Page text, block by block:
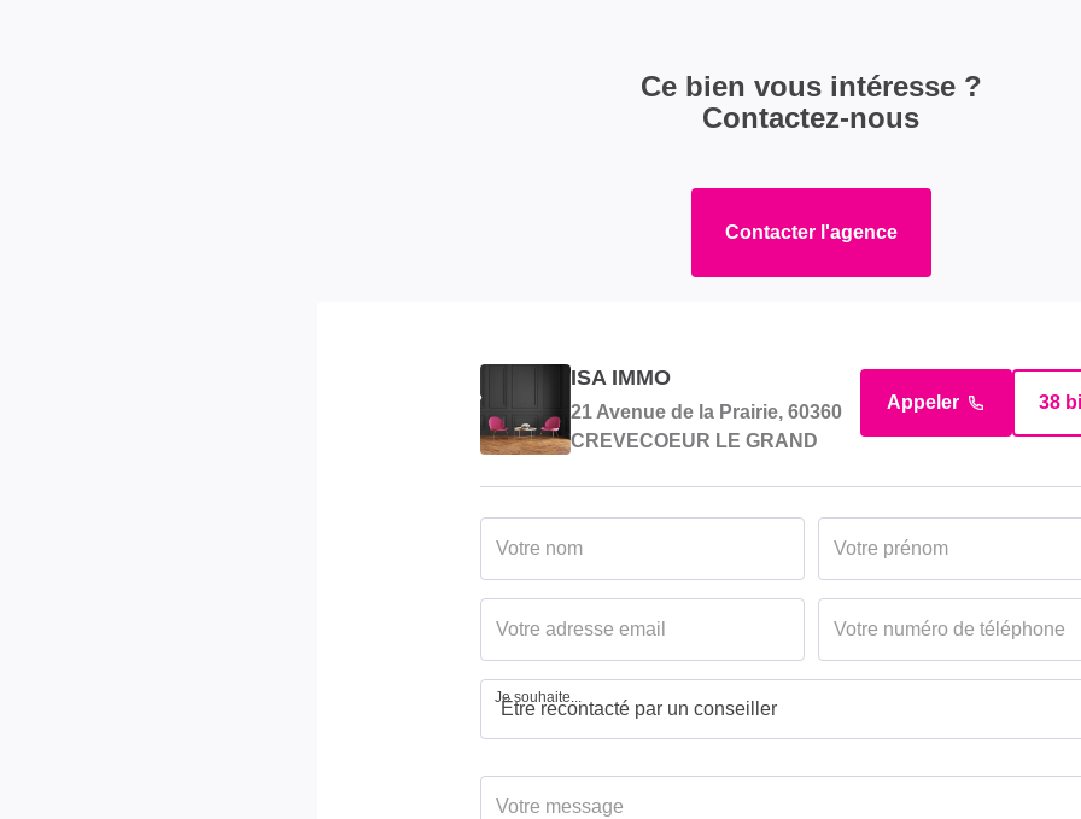
Ce bien vous intéresse ?
Contactez-nous
Contacter l'agence
ISA IMMO
21 Avenue de la Prairie, 60360
CREVECOEUR LE GRAND
Appeler 38
Je souhaite...